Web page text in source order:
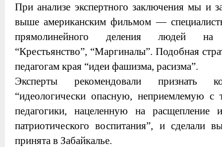
При анализе экспертного заключения мы и
выше американским фильмом —
прямолинейного деления людей на
“Крестьянство”, “Маргиналы”. Подобная
педагогам края “идеи фашизма, расизма”.
Эксперты рекомендовали признать
“идеологически опасную, неприемлемую с
педагогики, нацеленную на расщепление
патриотического воспитания”, и
принята в Забайкалье.